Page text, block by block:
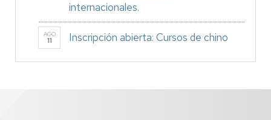
internacionales.
AGO
11 Inscripción abierta: Cursos de chino